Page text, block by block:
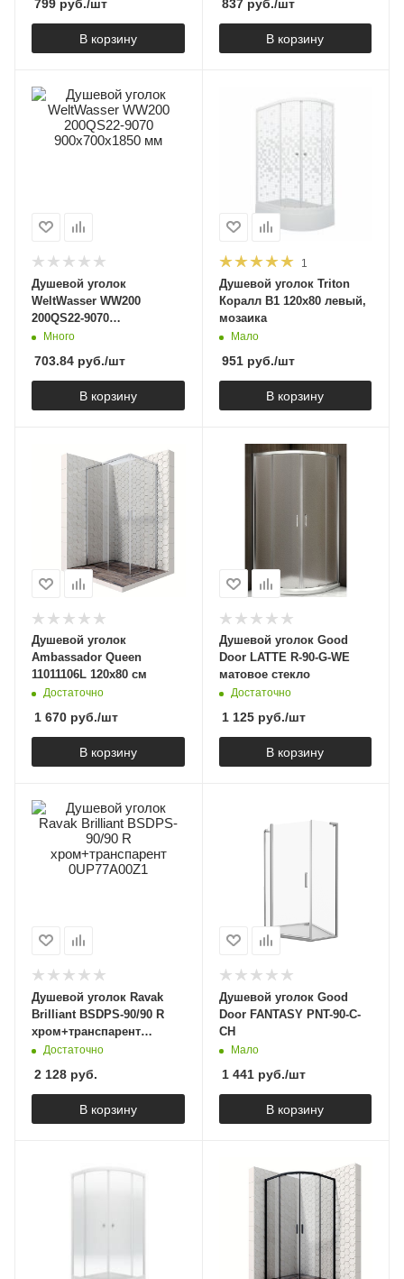
799 руб./шт
В корзину
837руб./шт
В корзину
Душевой уголок
WeltWasser WW200
200QS22-9070
900х700х1850 мм
Много
703.84 руб./шт
В корзину
1
Душевой уголок Triton
Коралл В1 120х80 левый,
мозаика
Мало
951руб./шт
В корзину
Душевой уголок
Ambassador Queen
11011106L 120х80 см
Достаточно
1 670 руб./шт
В корзину
Душевой уголок Good
Door LATTE R-90-G-WE
матовое стекло
Достаточно
1 125руб./шт
В корзину
Душевой уголок Ravak
Brilliant BSDPS-90/90 R
хром+транспарент
0UP77A00Z1
Достаточно
2 128 руб.
В корзину
Душевой уголок Good
Door FANTASY PNT-90-C-
CH
Мало
1 441руб./шт
В корзину